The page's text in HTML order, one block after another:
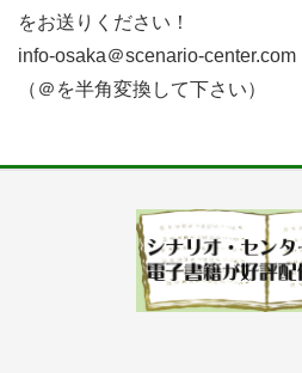
をお送りください！
info-osaka＠scenario-center.com
（＠を半角変換して下さい）